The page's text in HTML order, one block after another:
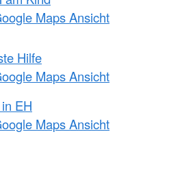
Maps Ansicht
Hilfe
Maps Ansicht
EH
Maps Ansicht